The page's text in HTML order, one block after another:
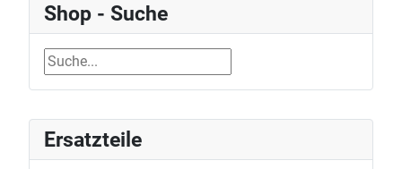
Ersatzteile
Shop - Suche